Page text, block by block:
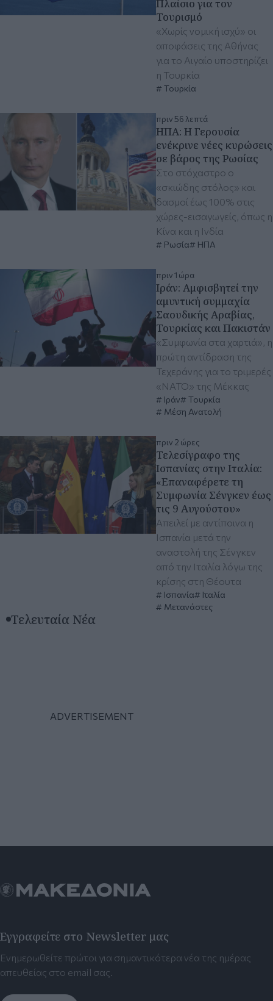
Πλαίσιο για τον
Τουρισμό
«Χωρίς νομική ισχύ» οι
αποφάσεις της Αθήνας
για το Αιγαίο υποστηρίζει
η Τουρκία
Τουρκία
πριν 56 λεπτά
ΗΠΑ: Η Γερουσία
ενέκρινε νέες κυρώσεις
σε βάρος της Ρωσίας
Στο στόχαστρο ο
«σκιώδης στόλος» και
δασμοί έως 100% στις
χώρες-εισαγωγείς, όπως η
Κίνα και η Ινδία
Ρωσία ΗΠΑ
πριν 1 ώρα
Ιράν: Αμφισβητεί την
αμυντική συμμαχία
Σαουδικής Αραβίας,
Τουρκίας και Πακιστάν
«Συμφωνία στα χαρτιά», η
πρώτη αντίδραση της
Τεχεράνης για το τριμερές
«ΝΑΤΟ» της Μέκκας
Ιράν
Τουρκία
Μέση Ανατολή
πριν 2 ώρες
Τελεσίγραφο της
Ισπανίας στην Ιταλία:
«Επαναφέρετε τη
Συμφωνία Σένγκεν έως
τις 9 Αυγούστου»
Απειλεί με αντίποινα η
Ισπανία μετά την
αναστολή της Σένγκεν
από την Ιταλία λόγω της
κρίσης στη Θέουτα
Ισπανία
Ιταλία
Μετανάστες
Τελευταία Νέα
Εγγραφείτε στο Newsletter μας
Ενημερωθείτε πρώτοι για σημαντικότερα νέα της ημέρας
απευθείας στο email σας.